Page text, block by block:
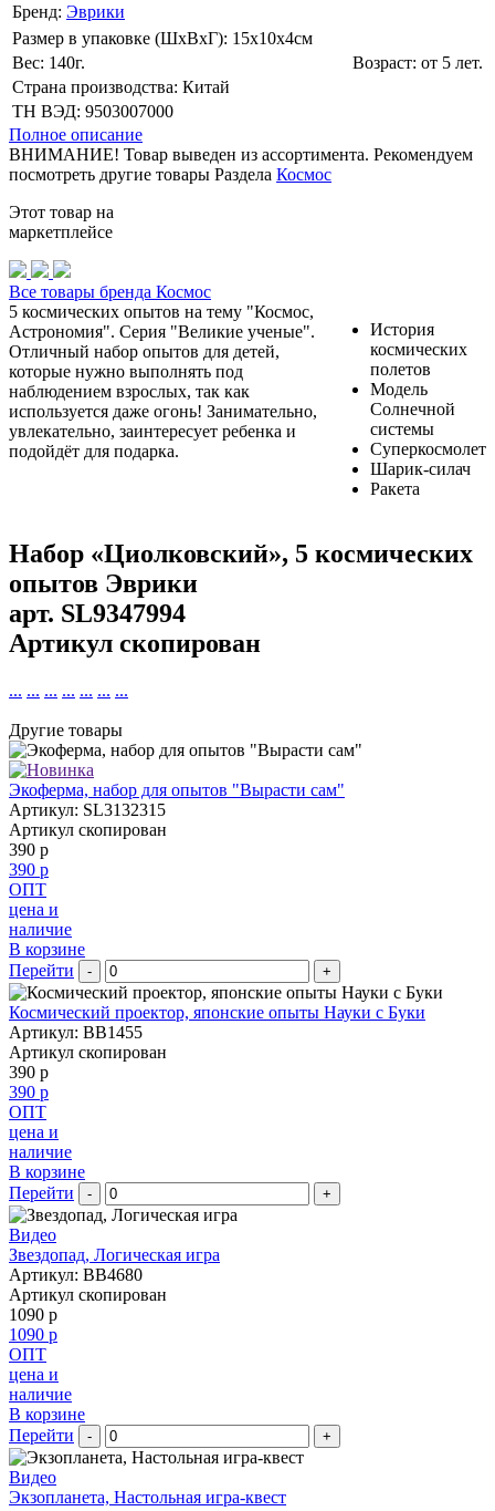
Бренд: Эврики
Размер в упаковке (ШхВxГ): 15х10х4cм
Вес: 140г.
Возраст: от 5 лет.
Страна производства: Китай
ТН ВЭД: 9503007000
Полное описание
ВНИМАНИЕ! Товар выведен из ассортимента. Рекомендуем
посмотреть другие товары Раздела Космос
Этот товар на
маркетплейсе
Все товары бренда Космос
5 космических опытов на тему "Космос,
Астрономия". Серия "Великие ученые".
Отличный набор опытов для детей,
которые нужно выполнять под
наблюдением взрослых, так как
используется даже огонь! Занимательно,
увлекательно, заинтересует ребенка и
подойдёт для подарка.
История
космических
полетов
Модель
Солнечной
системы
Суперкосмолет
Шарик-силач
Ракета
Набор «Циолковский», 5 космических
опытов Эврики
арт. SL9347994
Артикул скопирован
... ... ... ... ... ... ...
Другие товары
Экоферма, набор для опытов "Вырасти сам"
Артикул: SL3132315
Артикул скопирован
390 р
390 р
ОПТ
цена и
наличие
В корзине
Перейти
- +
Космический проектор, японские опыты Науки с Буки
Артикул: BB1455
Артикул скопирован
390 р
390 р
ОПТ
цена и
наличие
В корзине
Перейти
- +
Видео
Звездопад, Логическая игра
Артикул: BB4680
Артикул скопирован
1090 р
1090 р
ОПТ
цена и
наличие
В корзине
Перейти
- +
Видео
Экзопланета, Настольная игра-квест